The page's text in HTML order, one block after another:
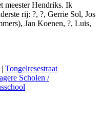
meester Hendriks. Ik
rij: ?, ?, Gerrie Sol, Jos
Jan Koenen, ?, Luis,
| Tongelresestraat
Scholen /